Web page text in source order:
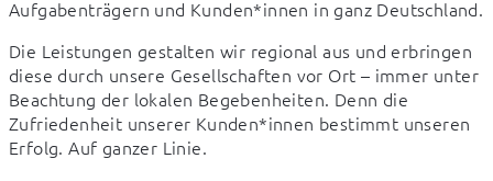
Die Leistungen gestalten wir regional aus und erbringen
diese durch unsere Gesellschaften vor Ort – immer unter
Beachtung der lokalen Begebenheiten. Denn die
Zufriedenheit unserer Kunden*innen bestimmt unseren
Erfolg. Auf ganzer Linie.